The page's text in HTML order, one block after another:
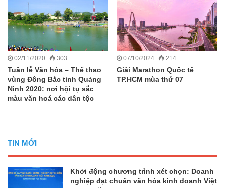
02/11/2020 303
Tuần lễ Văn hóa – Thể thao
vùng Đông Bắc tỉnh Quảng
Ninh 2020: nơi hội tụ sắc
màu văn hoá các dân tộc
07/10/2024 214
Giải Marathon Quốc tế
TP.HCM mùa thứ 07
TIN MỚI
Khởi động chương trình xét chọn: Doanh
nghiệp đạt chuẩn văn hóa kinh doanh Việt